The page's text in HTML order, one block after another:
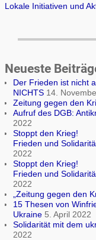
Lokale Initiativen und
Neueste
Der Frieden ist nicht
NICHTS 14.
Zeitung gegen den
Aufruf des DGB:
2022
Stoppt den Krieg!
Frieden und
2022
Stoppt den Krieg!
Frieden und
2022
„Zeitung gegen den
15 Thesen von
Ukraine 5. April 2022
Solidarität mit dem
2022